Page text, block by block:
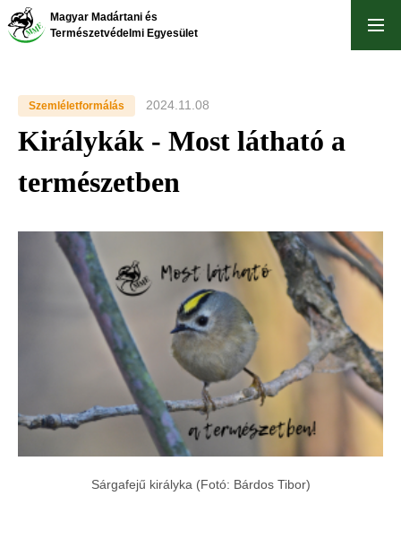
Skip
to
Magyar Madártani és
Természetvédelmi Egyesület
Szemléletformálás 2024.11.08
Királykák - Most látható a
természetben
Sárgafejű királyka (Fotó: Bárdos Tibor)